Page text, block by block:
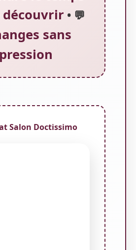
découvrir • 💬
sans
pression
Salon Doctissimo